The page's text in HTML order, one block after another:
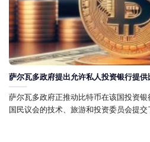
萨尔瓦多政府提出允许私人投资银行提
萨尔瓦多政府正推动比特币在该国投资
国民议会的技术、旅游和投资委员会提交